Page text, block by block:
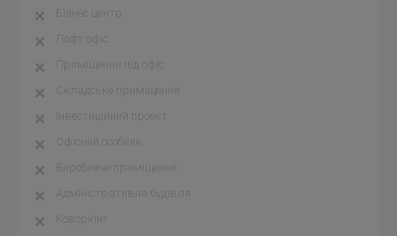
Бізнес центр
Лофт офіс
Приміщення під офіс
Складське приміщення
Інвестиційний проект
Офісний особняк
Виробниче приміщення
Адміністративна будівля
Коворкінг